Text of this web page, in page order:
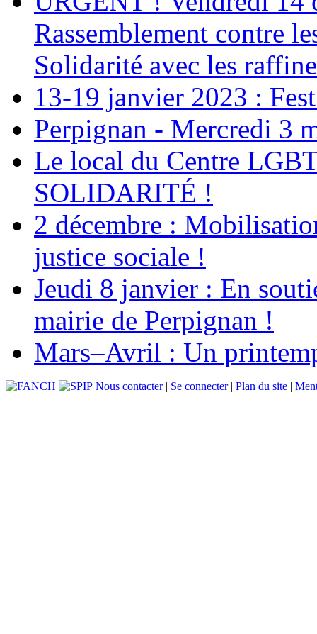
Rassemblement contre
Solidarité avec les
13-19 janvier 2023 :
Perpignan - Mercredi 3
Le local du Centre
SOLIDARITÉ !
2 décembre :
justice sociale !
Jeudi 8 janvier : En
mairie de Perpignan !
Mars–Avril : Un
Nous contacter| Se connecter| Plan du site |